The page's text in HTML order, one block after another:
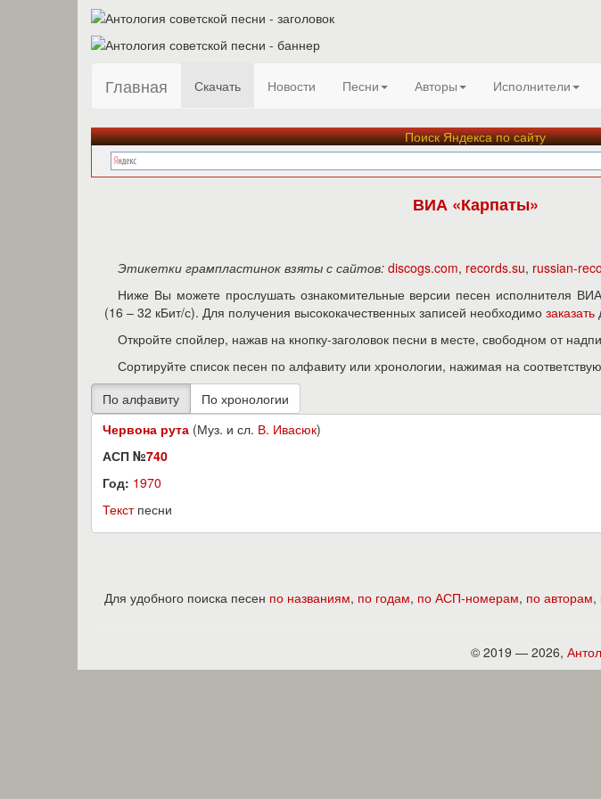
Главная Скачать Новости Песни Авторы Исполнители
Поиск Яндекса по сайту
ВИА «Карпаты»
Этикетки грампластинок взяты с сайтов: discogs.com, records.su, russian-
Ниже Вы можете прослушать ознакомительные версии песен исполнителя
(16 – 32 кБит/с). Для получения высококачественных записей необходимо заказать
Откройте спойлер, нажав на кнопку-заголовок песни в месте, свободном от
Сортируйте список песен по алфавиту или хронологии, нажимая на
Червона рута (Муз. и сл. В. Ивасюк)
АСП №740
Год: 1970
Текстпесни
Для удобного поиска песен по названиям, по годам, по АСП-номерам, по авторам,
© 2019 — 2026,